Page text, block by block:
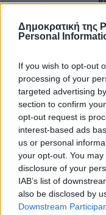
Δημοκρατική της
Personal
If you wish to opt-out
processing of your
targeted advertising
section to confirm
opt-out request is
interest-based ads
us or personal
your opt-out. You
disclosure of your
IAB’s list of
also be disclosed by
Downstream